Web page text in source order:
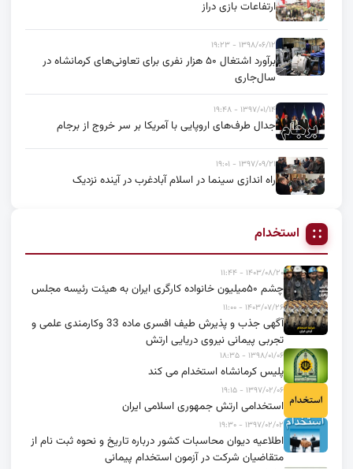
ارتفاعات بازی دراز
۱۳۹۸/۰۶/۱۲ - ۱۹:۲۳
برآورد اشتغال ۵۰ هزار نفری برای تعاونی‌های کرمانشاه در
سال‌جاری
۱۳۹۷/۰۱/۱۴ - ۱۹:۴۸
جدال طرف‌های اروپایی با آمریکا بر سر خروج از برجام
۱۳۹۷/۰۹/۲۱ - ۱۹:۰۱
راه اندازی سینما در اسلام آبادغرب در آینده نزدیک
استخدام
۱۴۰۳/۰۸/۲۰ - ۱۱:۴۴
چشم ۵۰میلیون خانواده کارگری ایران به هیئت رئیسه مجلس
۱۴۰۳/۰۷/۲۶ - ۱۱:۰۰
آگهی جذب و پذیرش طیف افسری ماده 33 وکارمندی علمی و
تجربی پیمانی نیروی دریایی ارتش
۱۳۹۸/۰۱/۰۶ - ۱۸:۳۵
پلیس کرمانشاه استخدام می کند
۱۳۹۷/۰۲/۰۶ - ۱۹:۱۵
استخدامی ارتش جمهوری اسلامی ایران
۱۳۹۷/۰۲/۰۲ - ۱۹:۳۰
اطلاعیه دیوان محاسبات کشور درباره تاریخ و نحوه ثبت نام از
متقاضیان شرکت در آزمون استخدام پیمانی